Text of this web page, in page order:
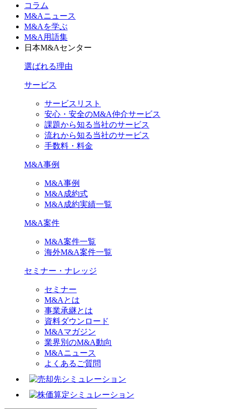
コラム
M&Aニュース
M&Aを学ぶ
M&A用語集
日本M&Aセンター
選ばれる理由
サービス
サービスリスト
安心・安全のM&A仲介サービス
課題から知る当社のサービス
流れから知る当社のサービス
手数料・料金
M&A事例
M&A事例
M&A成約式
M&A成約実績一覧
M&A案件
M&A案件一覧
海外M&A案件一覧
セミナー・ナレッジ
セミナー
M&Aとは
事業承継とは
資料ダウンロード
M&Aマガジン
業界別のM&A動向
M&Aニュース
よくあるご質問